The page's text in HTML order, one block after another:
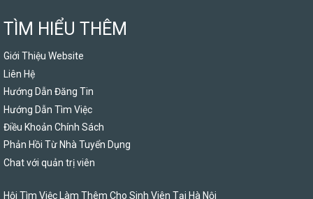
TÌM HIỂU THÊM
Giới Thiệu Website
Liên Hệ
Hướng Dẫn Đăng Tin
Hướng Dẫn Tìm Việc
Điều Khoản Chính Sách
Phản Hồi Từ Nhà Tuyển Dụng
Chat với quản trị viên
Hội Tìm Việc Làm Thêm Cho Sinh Viên Tại Hà Nội